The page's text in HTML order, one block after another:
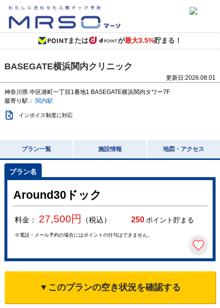
または が最大3.5%貯まる！
BASEGATE横浜関内クリニック
更新日:2026.08.01
神奈川県 中区港町一丁目1番地1 BASEGATE横浜関内タワー7F
最寄り駅： 関内駅
インボイス制度に対応
プラン一覧 施設情報 地図・アクセス
Around30ドック
料金： 27,500円 （税込） 250ポイント貯まる
※電話・メール予約の場合にはポイントの付与はできません。
▼このプランの空き状況を確認する